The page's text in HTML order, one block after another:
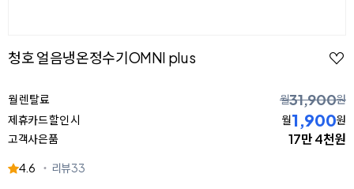
청호 얼음냉온정수기OMNI plus
월 렌탈료 월31,900원
제휴카드 할인 시
월1,900원
고객사은품
17만 4천원
4.6 리뷰33